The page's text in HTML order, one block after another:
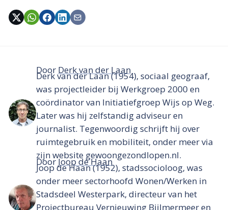
Door Derk van der Laan
Derk van der Laan (1954), sociaal geograaf,
was projectleider bij Werkgroep 2000 en
coördinator van Initiatiefgroep Wijs op Weg.
Later was hij zelfstandig adviseur en
journalist. Tegenwoordig schrijft hij over
ruimtegebruik en mobiliteit, onder meer via
zijn website gewoongezondlopen.nl.
DoorJoop de Haan
Joop de Haan (1952), stadssocioloog, was
onder meer sectorhoofd Wonen/Werken in
Stadsdeel Westerpark, directeur van het
Projectbureau Vernieuwing Bijlmermeer en